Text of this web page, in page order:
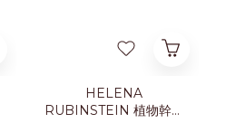
HELENA
RUBINSTEIN 植物幹細